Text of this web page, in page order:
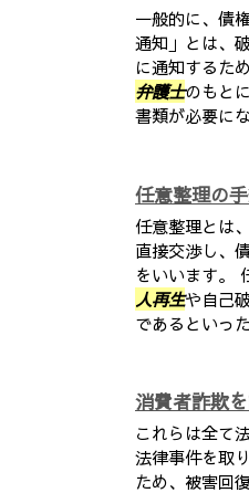
一般的に、債
通知」とは、
に通知するた
弁護士のもと
書類が必要に
任意整理の
任意整理とは、
直接交渉し、
をいいます。
人再生や自己
であるといっ
消費者詐欺
これらは全て
法律事件を取
ため、被害回